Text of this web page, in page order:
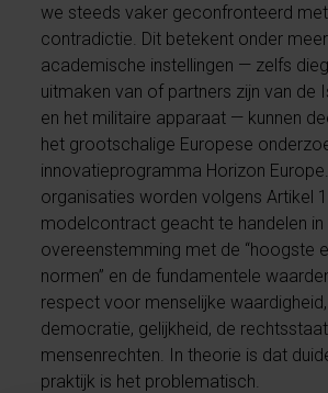
we steeds vaker geconfronteerd
contradictie. Dit betekent onder
academische instellingen — zelfs
uitmaken van of partners zijn van de
en het militaire apparaat — kunnen
het grootschalige Europese
innovatieprogramma Horizon
organisaties worden volgens Artikel
modelcontract geacht te handelen in
overeenstemming met de “hoogste
normen” en de fundamentele
respect voor menselijke waardigheid,
democratie, gelijkheid, de
mensenrechten. In theorie is dat
praktijk is het problematisch.